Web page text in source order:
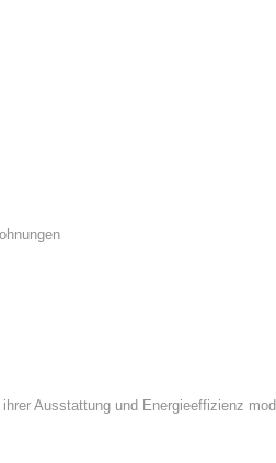
Ausstattung und Energieeffizienz